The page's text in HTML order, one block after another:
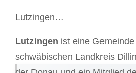
Lutzingen…
Lutzingen ist eine Gemeinde
schwäbischen Landkreis